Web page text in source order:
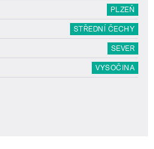
PLZEŇ
STŘEDNÍ ČECHY
SEVER
VYSOČINA